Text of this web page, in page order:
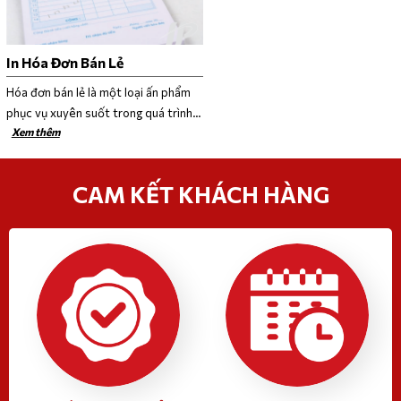
In Hóa Đơn Bán Lẻ
Hóa đơn bán lẻ là một loại ấn phẩm
phục vụ xuyên suốt trong quá trình
kinh doanh của cửa hàng, công ty, là
số liệu hàng hóa trong mỗi lần diễn ra
giao dịch buôn bán hàng hóa.
Xem thêm
CAM KẾT KHÁCH HÀNG